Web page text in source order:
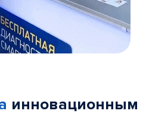
инновационным